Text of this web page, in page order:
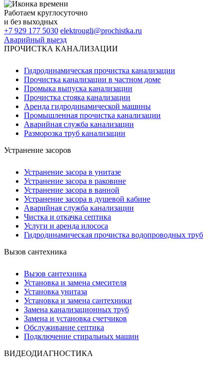
Работаем круглосуточно
и без выходных
+7 929 177 5030 elektrougli@prochistka.ru
Аварийный выезд
ПРОЧИСТКА КАНАЛИЗАЦИИ
Гидродинамическая прочистка канализации
Прочистка канализации в частном доме
Промыка выпуска канализации
Прочистка стояка канализации
Аренда гидродинамической машины
Промышленная прочистка канализации
Аварийная служба канализации
Разморозка труб канализации
Устранение засоров
Устранение засора в унитазе
Устранение засора в раковине
Устранение засора в ванной
Устранение засора в душевой кабине
Аварийная служба канализации
Чистка и откачка септика
Услуги и аренда илососа
Гидродинамическая прочистка водопроводных труб
Вызов сантехника
Вызов сантехника
Установка и замена смесителя
Установка унитаза
Установка и замена сантехники
Замена канализационных труб
Замена и установка счетчиков
Обслуживание септика
Подключение стиральных машин
ВИДЕОДИАГНОСТИКА